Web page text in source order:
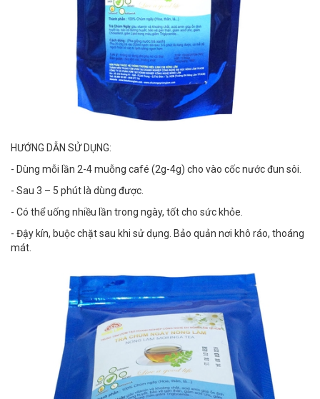
HƯỚNG DẪN SỬ DỤNG:
- Dùng mỗi lần 2-4 muỗng café (2g-4g) cho vào cốc nước đun sôi.
- Sau 3 – 5 phút là dùng được.
- Có thể uống nhiều lần trong ngày, tốt cho sức khỏe.
- Đậy kín, buộc chặt sau khi sử dụng. Bảo quản nơi khô ráo, thoáng
mát.